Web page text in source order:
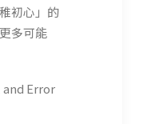
初心」的
多可能
and Error